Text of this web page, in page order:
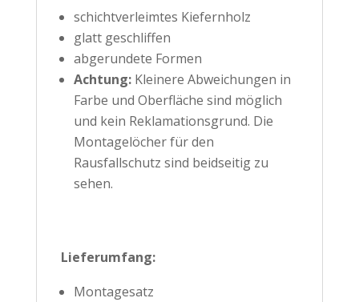
schichtverleimtes Kiefernholz
glatt geschliffen
abgerundete Formen
Achtung:Kleinere Abweichungen in
Farbe und Oberfläche sind möglich
und kein Reklamationsgrund. Die
Montagelöcher für den
Rausfallschutz sind beidseitig zu
sehen.
Lieferumfang:
Montagesatz